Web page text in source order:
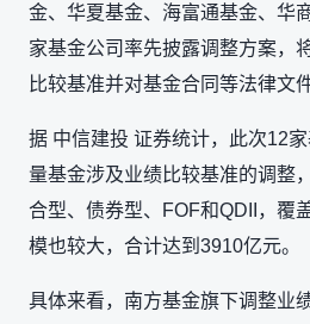
金、华夏基金、海富通基金、华
家基金公司率先披露调整方案，
比较基准并对基金合同等法律文
据 中信建投 证券统计，此次12
量基金涉及业绩比较基准的调整
合型、债券型、FOF和QDII，覆
模也较大，合计达到3910亿元。
具体来看，南方基金旗下调整业